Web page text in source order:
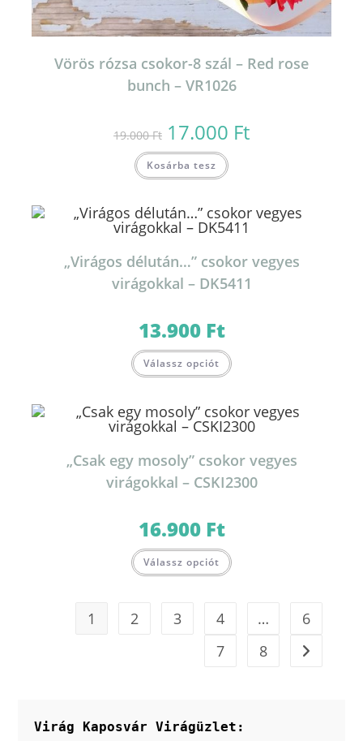
Vörös rózsa csokor-8 szál – Red rose
bunch – VR1026
19.000Ft
Original
price
was:
19.000 Ft.
17.000 FtCurrent
price
Kosárba tesz
„Virágos délután…” csokor vegyes
virágokkal – DK5411
13.900 Ft
Válassz opciót
„Csak egy mosoly” csokor vegyes
virágokkal – CSKI2300
16.900 Ft
Válassz opciót
1 2 3 4 …
6
7
8
Virág Kaposvár Virágüzlet: